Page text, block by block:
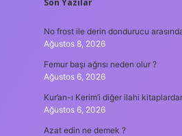
Son Yazılar
No frost ile derin dondurucu
Ağustos 8, 2026
Femur başı ağrısı neden olur ?
Ağustos 6, 2026
Kur’an-ı Kerim’i diğer ilahi
Ağustos 6, 2026
Azat edin ne demek ?